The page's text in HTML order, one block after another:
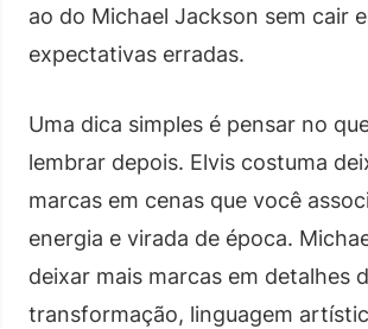
ao do Michael Jackson sem cair
expectativas erradas.
Uma dica simples é pensar no
lembrar depois. Elvis costuma
marcas em cenas que você
energia e virada de época.
deixar mais marcas em detalhes
transformação, linguagem